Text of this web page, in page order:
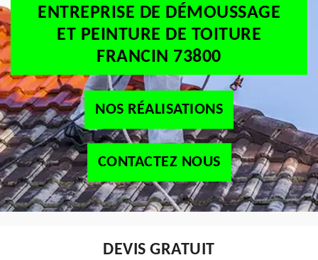
ENTREPRISE DE DÉMOUSSAGE
ET PEINTURE DE TOITURE
FRANCIN 73800
NOS RÉALISATIONS
CONTACTEZ NOUS
DEVIS GRATUIT